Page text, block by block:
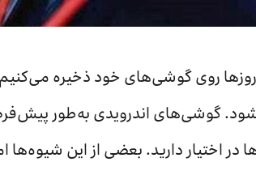
روی گوشی‌های خود ذخیره
گوشی‌های اندرویدی به‌طور
در اختیار دارید. بعضی از این